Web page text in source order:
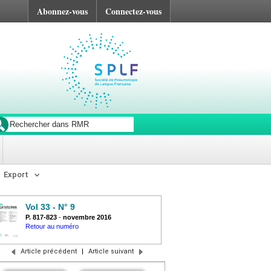
Abonnez-vous Connectez-vous
Export
Vol 33 - N° 9
P. 817-823 - novembre 2016
Retour au numéro
Article précédent | Article suivant